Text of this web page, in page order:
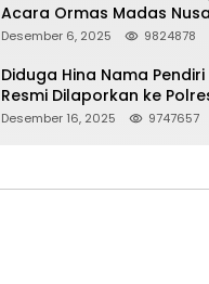
Acara Ormas Madas
Peci Hitam Tinggi sebagai
Desember 6, 2025 9824878
Diduga Hina Nama Pendiri
Resmi Dilaporkan ke
Desember 16, 2025 9747657